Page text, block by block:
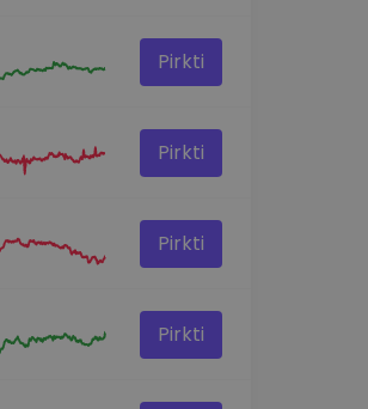
Pirkti
Pirkti
Pirkti
Pirkti